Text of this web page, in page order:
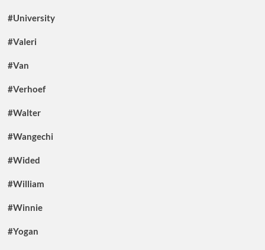
#University
#Valeri
#Van
#Verhoef
#Walter
#Wangechi
#Wided
#William
#Winnie
#Yogan